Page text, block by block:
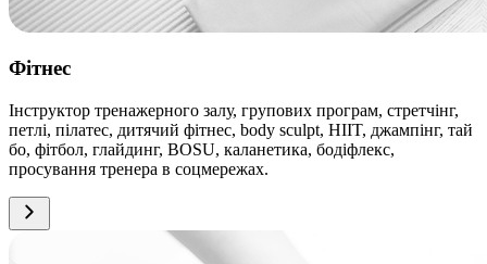
Фітнес
Інструктор тренажерного залу, групових програм, стретчінг,
петлі, пілатес, дитячий фітнес, body sculpt, HIIT, джампінг, тай
бо, фітбол, глайдинг, BOSU, каланетика, бодіфлекс,
просування тренера в соцмережах.